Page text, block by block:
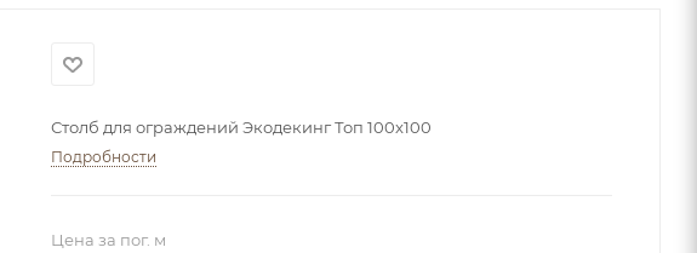
Столб для ограждений Экодекинг Топ 100x100
Подробности
Цена за пог. м